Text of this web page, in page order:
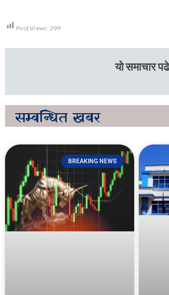
Post Views: 299
यो समाचार
सम्बन्धित खबर
BREAKING NEWS